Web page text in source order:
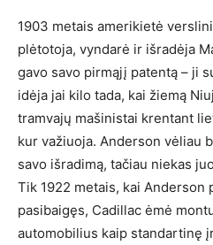
1903 metais amerikietė
plėtotoja, vyndarė ir išradėja
gavo savo pirmąjį patentą – ji
idėja jai kilo tada, kai žiemą
tramvajų mašinistai krentant
kur važiuoja. Anderson vėliau
savo išradimą, tačiau niekas
Tik 1922 metais, kai Anderson
pasibaigęs, Cadillac ėmė
automobilius kaip standartinę